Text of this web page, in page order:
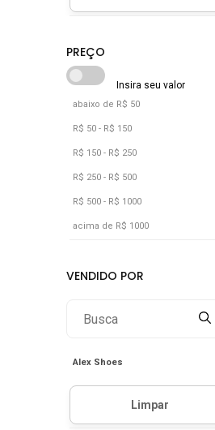
abaixo de R$ 50
R$ 50 - R$ 150
R$ 150 - R$ 250
R$ 250 - R$ 500
R$ 500 - R$ 1000
acima de R$ 1000
Alex Shoes